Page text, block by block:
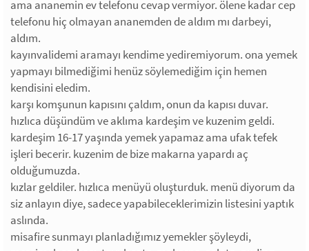
ama ananemin ev telefonu cevap vermiyor. ölene kadar cep
telefonu hiç olmayan ananemden de aldım mı darbeyi,
aldım.
kayınvalidemi aramayı kendime yediremiyorum. ona yemek
yapmayı bilmediğimi henüz söylemediğim için hemen
kendisini eledim.
karşı komşunun kapısını çaldım, onun da kapısı duvar.
hızlıca düşündüm ve aklıma kardeşim ve kuzenim geldi.
kardeşim 16-17 yaşında yemek yapamaz ama ufak tefek
işleri becerir. kuzenim de bize makarna yapardı aç
olduğumuzda.
kızlar geldiler. hızlıca menüyü oluşturduk. menü diyorum da
siz anlayın diye, sadece yapabileceklerimizin listesini yaptık
aslında.
misafire sunmayı planladığımız yemekler şöyleydi,